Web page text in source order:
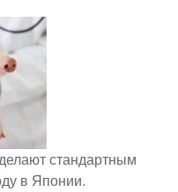
стандартным
в Японии.